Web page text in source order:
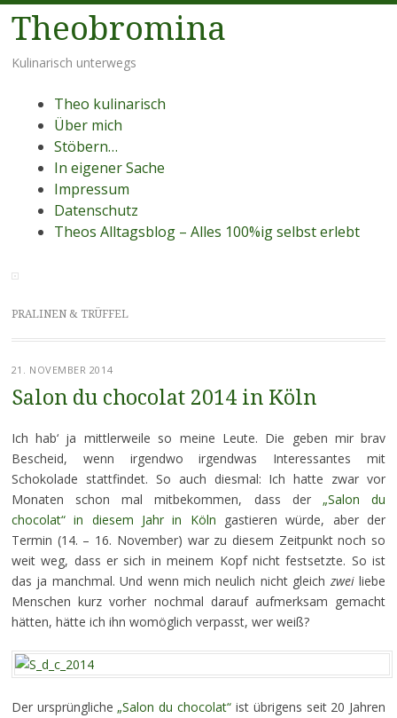
Theobromina
Kulinarisch unterwegs
Menü
Zum
Inhalt
springen
Theo kulinarisch
Über mich
Stöbern…
In eigener Sache
Impressum
Datenschutz
Theos Alltagsblog – Alles 100%ig selbst erlebt
PRALINEN & TRÜFFEL
21. NOVEMBER 2014
Salon du chocolat 2014 in Köln
Ich hab‘ ja mittlerweile so meine Leute. Die geben mir brav
Bescheid, wenn irgendwo irgendwas Interessantes mit
Schokolade stattfindet. So auch diesmal: Ich hatte zwar vor
Monaten schon mal mitbekommen, dass der „Salon du
chocolat“ in diesem Jahr in Köln gastieren würde, aber der
Termin (14. – 16. November) war zu diesem Zeitpunkt noch so
weit weg, dass er sich in meinem Kopf nicht festsetzte. So ist
das ja manchmal. Und wenn mich neulich nicht gleich zweiliebe
Menschen kurz vorher nochmal darauf aufmerksam gemacht
hätten, hätte ich ihn womöglich verpasst, wer weiß?
Der ursprüngliche „Salon du chocolat“ ist übrigens seit 20 Jahren